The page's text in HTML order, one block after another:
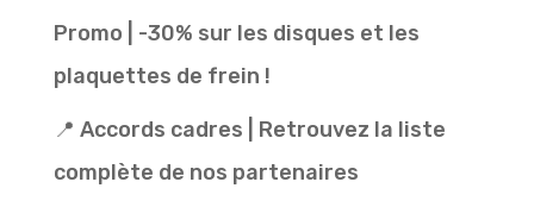
Promo | -30% sur les disques et les
plaquettes de frein !
📍 Accords cadres | Retrouvez la liste
complète de nos partenaires